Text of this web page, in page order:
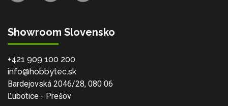
Showroom Slovensko
+421 909 100 200
info@hobbytec.sk
Bardejovská 2046/28, 080 06
Ľubotice - Prešov